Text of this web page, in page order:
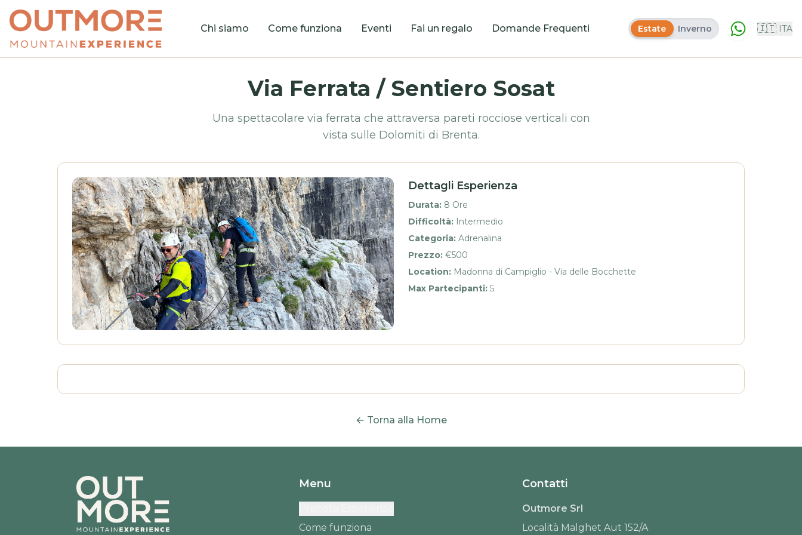
Chi siamo Come funziona Eventi Fai un regalo Domande Frequenti Estate Inverno 🇮🇹 ITA
Via Ferrata / Sentiero Sosat
Una spettacolare via ferrata che attraversa pareti rocciose verticali con
vista sulle Dolomiti di Brenta.
Dettagli Esperienza
Durata: 8 Ore
Difficoltà: Intermedio
Categoria: Adrenalina
Prezzo: €500
Location: Madonna di Campiglio - Via delle Bocchette
Max Partecipanti: 5
← Torna alla Home
Menu
Come funziona
Contatti
Outmore Srl
Località Malghet Aut 152/A